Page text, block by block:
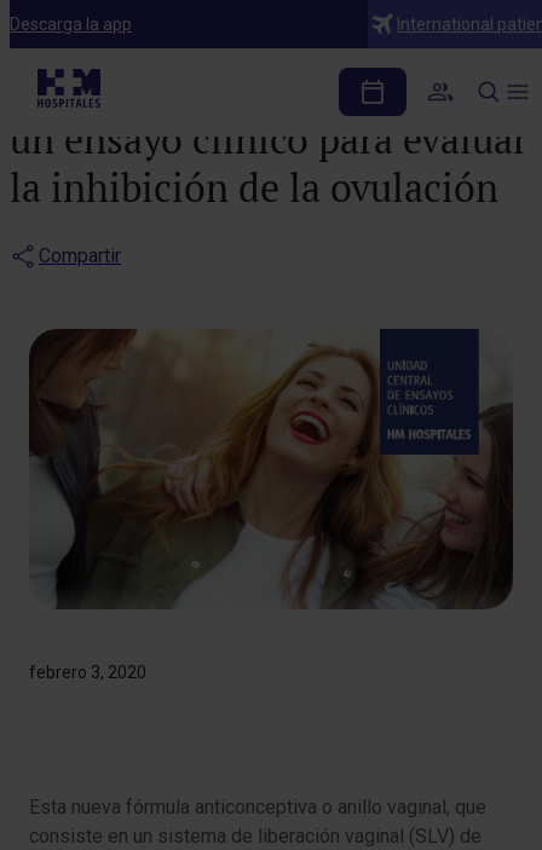
Descarga la app International
Noticias
La Fundación HM lanza
un ensayo clínico para evaluar
la inhibición de la ovulación
Compartir
febrero 3, 2020
Esta nueva fórmula anticonceptiva o anillo vaginal, que
consiste en un sistema de liberación vaginal (SLV) de